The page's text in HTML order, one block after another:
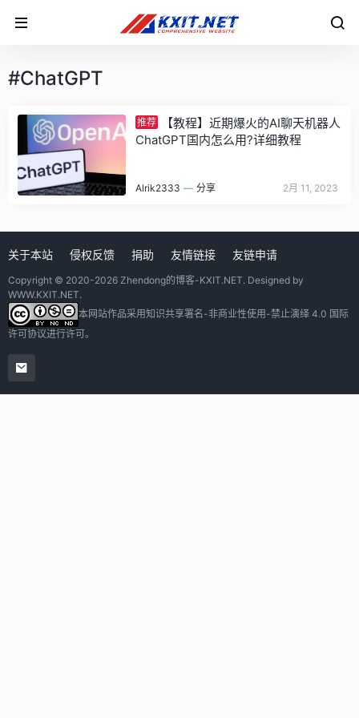
#ChatGPT
推荐
【教程】近期爆火的AI聊天机器人
ChatGPT国内怎么用?详细教程
Alrik2333 — 分享 2月 11, 2023
关于本站 侵权反馈 捐助 友情链接 友链申请
Copyright © 2020-2026 Zhendong的博客-KXIT.NET. Designed by
WWW.KXIT.NET.
本网站作品采用知识共享署名-非商业性使用-禁止演绎 4.0 国际
许可协议进行许可。